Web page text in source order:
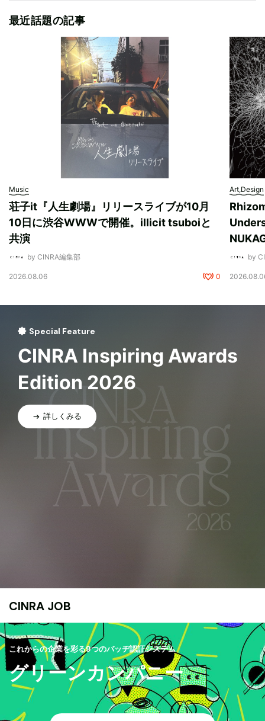
最近話題の記事
Music
荘子it『人生劇場』リリースライブが10月
10日に渋谷WWWで開催。illicit tsuboiと
共演
by CINRA編集部
2026.08.06 0
Art,Design
by
Special Feature
CINRA Inspiring Awards
Edition 2026
詳しくみる
CINRA JOB
これからの企業を彩る9つのバッヂ認証システム
グリーンカンパニー